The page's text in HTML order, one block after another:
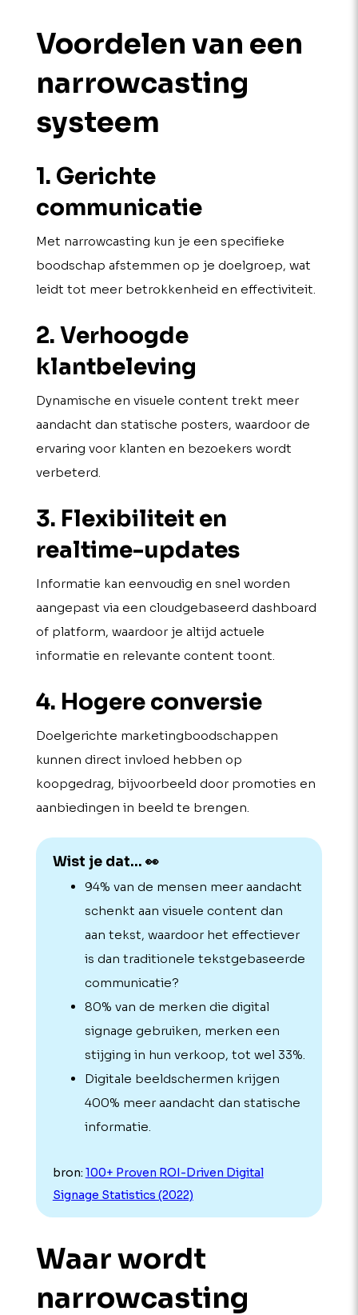
Voordelen van een
narrow­casting
systeem
1. Gerichte
communicatie
Met narrowcasting kun je een specifieke
boodschap afstemmen op je doelgroep, wat
leidt tot meer betrokkenheid en effectiviteit.
2. Verhoogde
klantbeleving
Dynamische en visuele content trekt meer
aandacht dan statische posters, waardoor de
ervaring voor klanten en bezoekers wordt
verbeterd.
3. Flexibiliteit en
realtime-updates
Informatie kan eenvoudig en snel worden
aangepast via een cloudgebaseerd dashboard
of platform, waardoor je altijd actuele
informatie en relevante content toont.
4. Hogere conversie
Doelgerichte marketingboodschappen
kunnen direct invloed hebben op
koopgedrag, bijvoorbeeld door promoties en
aanbiedingen in beeld te brengen.
Wist je dat... 👀
94% van de mensen meer aandacht
schenkt aan visuele content dan
aan tekst, waardoor het effectiever
is dan traditionele tekstgebaseerde
communicatie?
80% van de merken die digital
signage gebruiken, merken een
stijging in hun verkoop, tot wel 33%.
Digitale beeldschermen krijgen
400% meer aandacht dan statische
informatie.
bron: 100+ Proven ROI-Driven Digital
Signage Statistics (2022)
Waar wordt
narrowcasting